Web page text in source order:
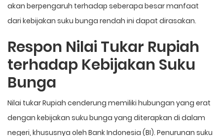
akan berpengaruh terhadap seberapa besar manfaat
dari kebijakan suku bunga rendah ini dapat dirasakan.
Respon Nilai Tukar Rupiah
terhadap Kebijakan Suku
Bunga
Nilai tukar Rupiah cenderung memiliki hubungan yang erat
dengan kebijakan suku bunga yang diterapkan di dalam
negeri, khususnya oleh Bank Indonesia (BI). Penurunan suku